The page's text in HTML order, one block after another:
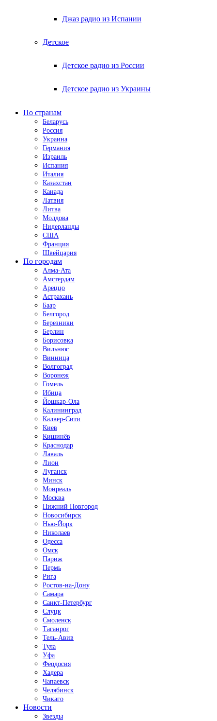
Джаз радио из Испании
Детское
Детское радио из России
Детское радио из Украины
По странам
Беларусь
Россия
Украина
Германия
Израиль
Испания
Италия
Казахстан
Канада
Латвия
Литва
Молдова
Нидерланды
США
Франция
Швейцария
По городам
Алма-Ата
Амстердам
Ареццо
Астрахань
Баар
Белгород
Березники
Берлин
Борисовка
Вильнюс
Винница
Волгоград
Воронеж
Гомель
Ибица
Йошкар-Ола
Калининград
Калвер-Сити
Киев
Кишинёв
Краснодар
Лаваль
Лион
Луганск
Минск
Монреаль
Москва
Нижний Новгород
Новосибирск
Нью-Йорк
Николаев
Одесса
Омск
Париж
Пермь
Рига
Ростов-на-Дону
Самара
Санкт-Петербург
Слуцк
Смоленск
Таганрог
Тель-Авив
Тула
Уфа
Феодосия
Хадера
Чапаевск
Челябинск
Чикаго
Новости
Звезды